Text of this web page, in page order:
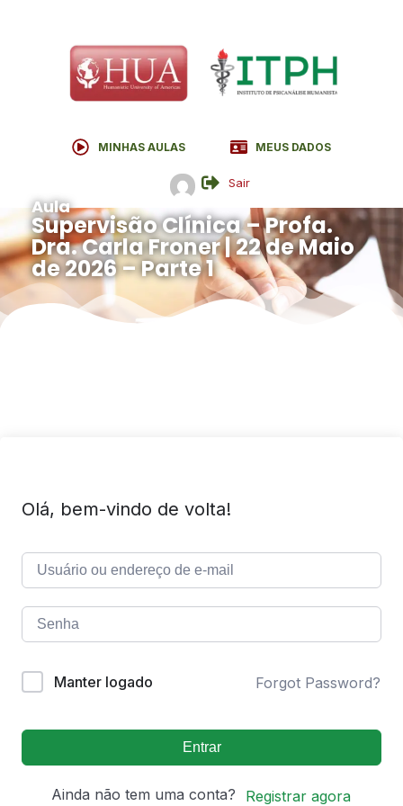
MINHAS AULAS MEUS DADOS
Sair
Aula
Supervisão Clínica – Profa.
Dra. Carla Froner | 22 de Maio
de 2026 – Parte 1
Olá, bem-vindo de volta!
Manter logado Forgot Password?
Entrar
Ainda não tem uma conta? Registrar agora